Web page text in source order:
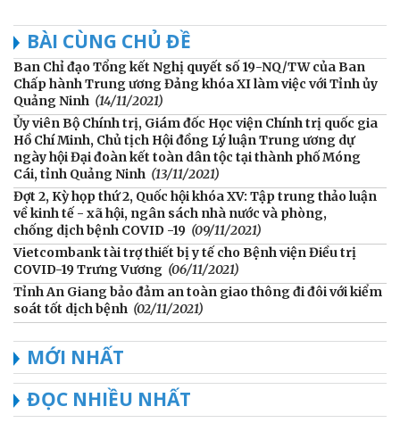
BÀI CÙNG CHỦ ĐỀ
Ban Chỉ đạo Tổng kết Nghị quyết số 19-NQ/TW của Ban
Chấp hành Trung ương Đảng khóa XI làm việc với Tỉnh ủy
Quảng Ninh (14/11/2021)
Ủy viên Bộ Chính trị, Giám đốc Học viện Chính trị quốc gia
Hồ Chí Minh, Chủ tịch Hội đồng Lý luận Trung ương dự
ngày hội Đại đoàn kết toàn dân tộc tại thành phố Móng
Cái, tỉnh Quảng Ninh (13/11/2021)
Đợt 2, Kỳ họp thứ 2, Quốc hội khóa XV: Tập trung thảo luận
về kinh tế - xã hội, ngân sách nhà nước và phòng,
chống dịch bệnh COVID -19 (09/11/2021)
Vietcombank tài trợ thiết bị y tế cho Bệnh viện Điều trị
COVID-19 Trưng Vương (06/11/2021)
Tỉnh An Giang bảo đảm an toàn giao thông đi đôi với kiểm
soát tốt dịch bệnh (02/11/2021)
MỚI NHẤT
ĐỌC NHIỀU NHẤT